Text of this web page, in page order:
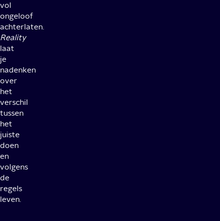
vol
ongeloof
achterlaten.
Reality
laat
je
nadenken
over
het
verschil
tussen
het
juiste
doen
en
volgens
de
regels
leven.